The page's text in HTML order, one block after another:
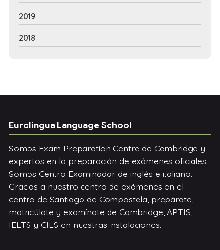
2019
2018
Eurolingua Language School
Somos Exam Preparation Centre de Cambridge y
expertos en la preparación de exámenes oficiales.
Somos Centro Examinador de inglés e italiano.
Gracias a nuestro centro de exámenes en el
centro de Santiago de Compostela, prepárate,
matricúlate y examínate de Cambridge, APTIS,
IELTS y CILS en nuestras instalaciones.